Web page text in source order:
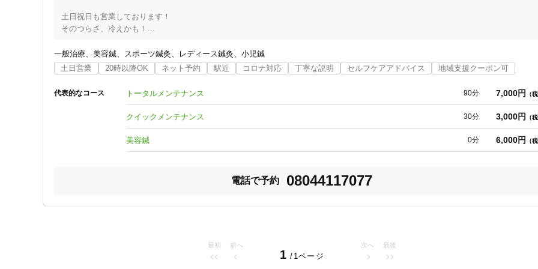
土日祝日も営業しております！
そのつらさ、冷えかも！
内蔵の冷え、お尻のコリなど、あなたの思わぬところへ原因は潜んでいるかもしれません。
自覚症状があるのに病院に行っても異常が無いなど、是非ご相談ください。
ご予約による施術を行っています。
お仕事帰りにも通いやすいです。
【痛み止め、乱用していませんか・・・】
・リュウマチ・パーキンソン等の症状軽減・緩和したい。
【身体にきれいな血液が隅々まで正常に流れることで軽減・改善が期待できます】
一般治療 美容鍼 スポーツ鍼灸 レディース鍼灸
小児鍼
土日営業
20時以降OK ネット予約 駅近 コロナ対応 丁寧な説明 セルフケアアドバイス 地域支援クーポン可
代表的なコース トータルメンテナンス 90分 7,000円 （
クイックメンテナンス 30分 3,000円 （
美容鍼 0分 6,000円 （
電話で予約 08044117077
最初 前へ
1 /1ページ
次へ 最後